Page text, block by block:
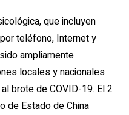
que incluyen
teléfono, Internet y
ampliamente
locales y nacionales
brote de COVID-19. El 2
de Estado de China